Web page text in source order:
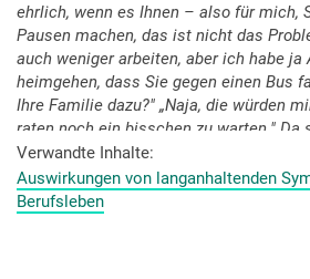
ehrlich, wenn es Ihnen – also für mich,
Pausen machen, das ist nicht das
auch weniger arbeiten, aber ich habe ja
heimgehen, dass Sie gegen einen Bus
Ihre Familie dazu?" „Naja, die würden
raten noch ein bisschen zu warten." Da
ich auch."
Verwandte Inhalte
Auswirkungen von langanhaltenden
Berufsleben